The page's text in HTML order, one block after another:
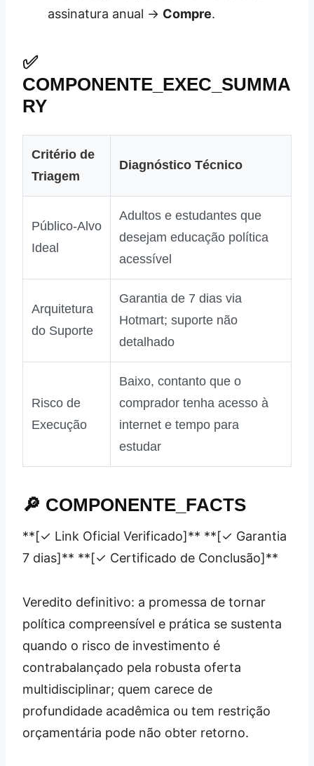
assinatura anual → Compre.
✅
COMPONENTE_EXEC_SUMMA
RY
Critério de
Triagem
Diagnóstico Técnico
Público‑Alvo
Ideal
Adultos e estudantes que
desejam educação política
acessível
Arquitetura
do Suporte
Garantia de 7 dias via
Hotmart; suporte não
detalhado
Risco de
Execução
Baixo, contanto que o
comprador tenha acesso à
internet e tempo para
estudar
🔎 COMPONENTE_FACTS
**[✓ Link Oficial Verificado]** **[✓ Garantia
7 dias]** **[✓ Certificado de Conclusão]**
Veredito definitivo: a promessa de tornar
política compreensível e prática se sustenta
quando o risco de investimento é
contrabalançado pela robusta oferta
multidisciplinar; quem carece de
profundidade acadêmica ou tem restrição
orçamentária pode não obter retorno.